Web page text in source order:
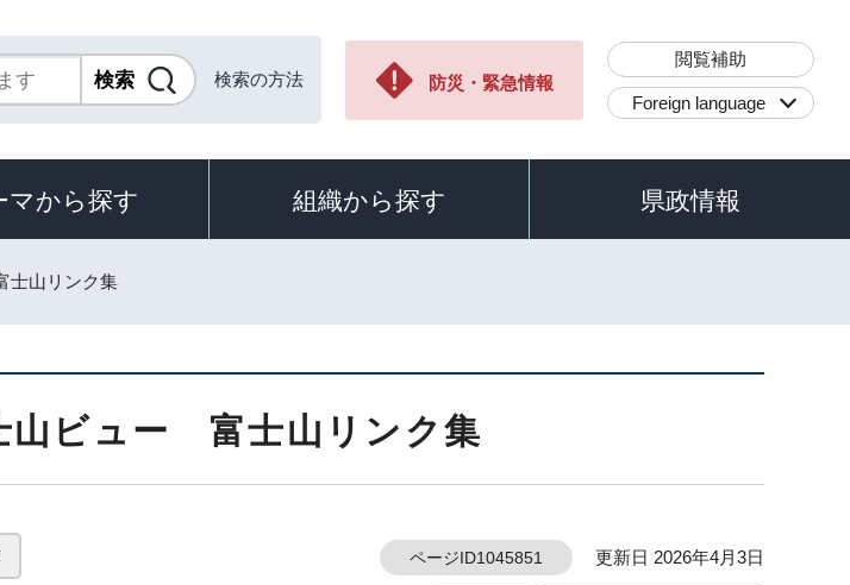
検索の方法 防災・緊急情報
閲覧補助
Foreign language
マから探す 組織から探す 県政情報
士山リンク集
山ビュー 富士山リンク集
ページID1045851 更新日 2026年4月3日